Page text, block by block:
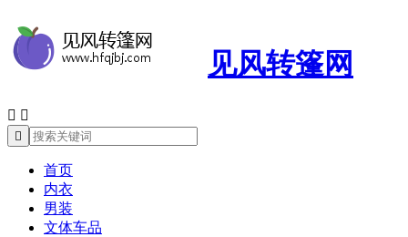
见风转篷网
 

首页
内衣
男装
文体车品